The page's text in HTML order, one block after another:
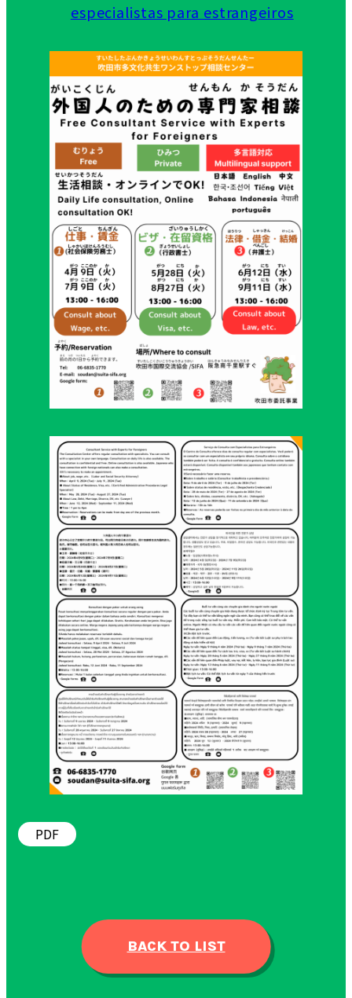
especialistas para estrangeiros
PDF
BACK TO LIST